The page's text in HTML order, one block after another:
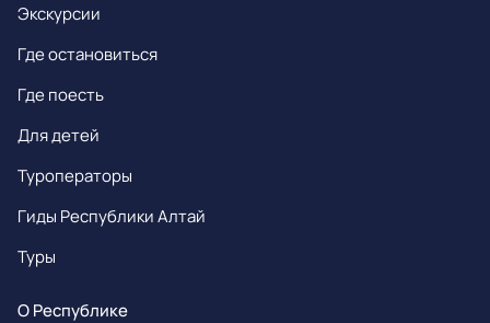
Экскурсии
Где остановиться
Где поесть
Для детей
Туроператоры
Гиды Республики Алтай
Туры
О Республике